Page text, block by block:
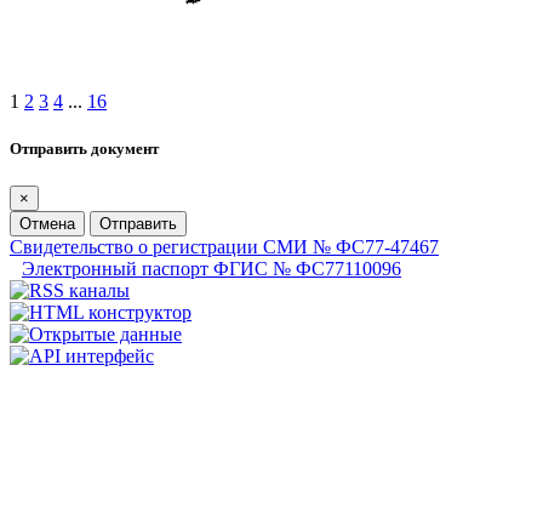
1 2 3 4 ... 16
Отправить документ
×
Отмена
Отправить
Свидетельство о регистрации СМИ № ФС77-47467
Электронный паспорт ФГИС № ФС77110096